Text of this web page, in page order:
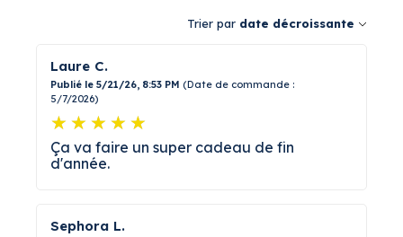
Trier par date décroissante
Laure C.
Publié le 5/21/26, 8:53 PM (Date de commande :
5/7/2026)
Ça va faire un super cadeau de fin
d'année.
Sephora L.